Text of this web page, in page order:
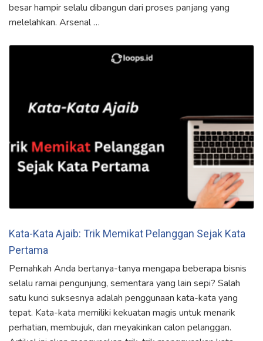
besar hampir selalu dibangun dari proses panjang yang
melelahkan. Arsenal …
Kata-Kata Ajaib: Trik Memikat Pelanggan Sejak Kata
Pertama
Pernahkah Anda bertanya-tanya mengapa beberapa bisnis
selalu ramai pengunjung, sementara yang lain sepi? Salah
satu kunci suksesnya adalah penggunaan kata-kata yang
tepat. Kata-kata memiliki kekuatan magis untuk menarik
perhatian, membujuk, dan meyakinkan calon pelanggan.